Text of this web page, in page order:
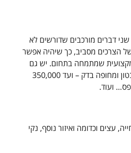
שני דברים מורכבים שדורשים לא
הצרכים מסביב, כך שיהיה אפשר
מקצועית שמתמחה בתחום. יש גם
לקחת בחשבון שמחיר הקמת בריכה יכול לנוע מ40,000 ₪ לבריכת אינטקס מפולסת על משטח בטון ומחופה בדק – ועד 350,000
ועוד.
עצים וכדומה ואיזור נוסף, נקי